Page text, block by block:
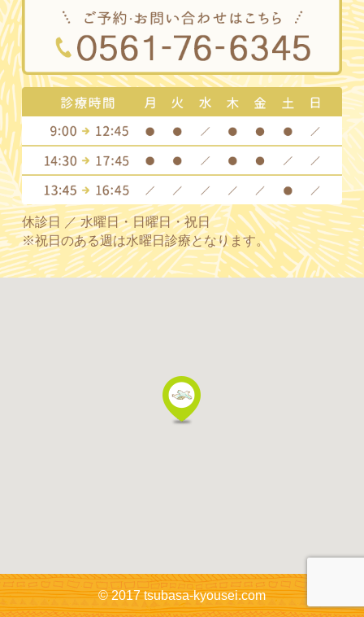
休診日 ／ 水曜日・日曜日・祝日
※祝日のある週は水曜日診療となります。
© 2017 tsubasa-kyousei.com